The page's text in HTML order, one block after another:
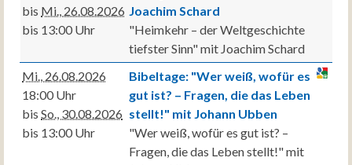
bis Mi., 26.08.2026
bis 13:00 Uhr
Joachim Schard
"Heimkehr – der Weltgeschichte
tiefster Sinn" mit Joachim Schard
Mi., 26.08.2026
18:00 Uhr
bis So., 30.08.2026
bis 13:00 Uhr
Bibeltage: "Wer weiß, wofür es
gut ist? – Fragen, die das Leben
stellt!" mit Johann Ubben
"Wer weiß, wofür es gut ist? –
Fragen, die das Leben stellt!" mit